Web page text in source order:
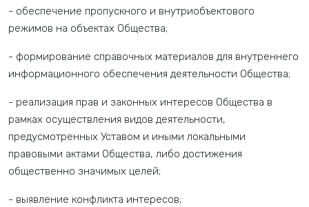
- обеспечение пропускного и внутриобъектового
режимов на объектах Общества;
- формирование справочных материалов для внутреннего
информационного обеспечения деятельности Общества;
- реализация прав и законных интересов Общества в
рамках осуществления видов деятельности,
предусмотренных Уставом и иными локальными
правовыми актами Общества, либо достижения
общественно значимых целей;
- выявление конфликта интересов;